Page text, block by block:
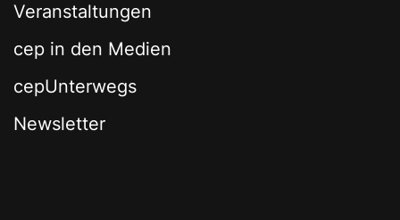
Veranstaltungen
cep in den Medien
cepUnterwegs
Newsletter